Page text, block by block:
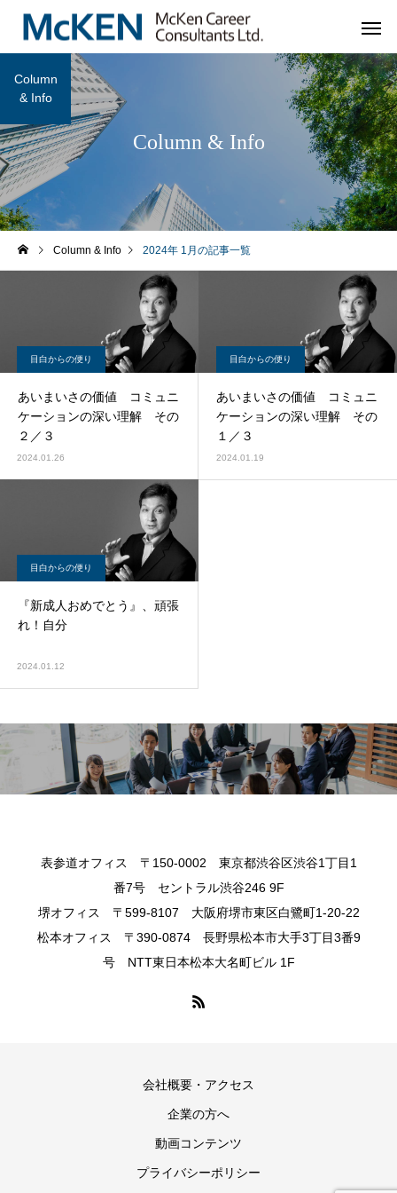
Column & Info
Column
& Info
Column & Info 2024年 1月の記事一覧
目白からの便り
あいまいさの価値 コミュニ
ケーションの深い理解 その
２／３
2024.01.26
目白からの便り
あいまいさの価値 コミュニ
ケーションの深い理解 その
１／３
2024.01.19
目白からの便り
『新成人おめでとう』、頑張
れ！自分
2024.01.12
表参道オフィス 〒150-0002 東京都渋谷区渋谷1丁目1
番7号 セントラル渋谷246 9F
堺オフィス 〒599-8107 大阪府堺市東区白鷺町1-20-22
松本オフィス 〒390-0874 長野県松本市大手3丁目3番9
号 NTT東日本松本大名町ビル 1F
会社概要・アクセス
企業の方へ
動画コンテンツ
プライバシーポリシー